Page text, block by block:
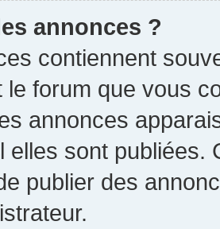
annonces ?
contiennent
le forum que vous
annonces
elles sont publiées.
publier des